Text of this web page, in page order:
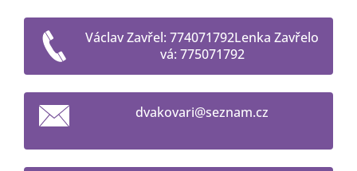
Václav Zavřel: 774071792Lenka Zavřelo
vá: 775071792
dvakovari@seznam.cz